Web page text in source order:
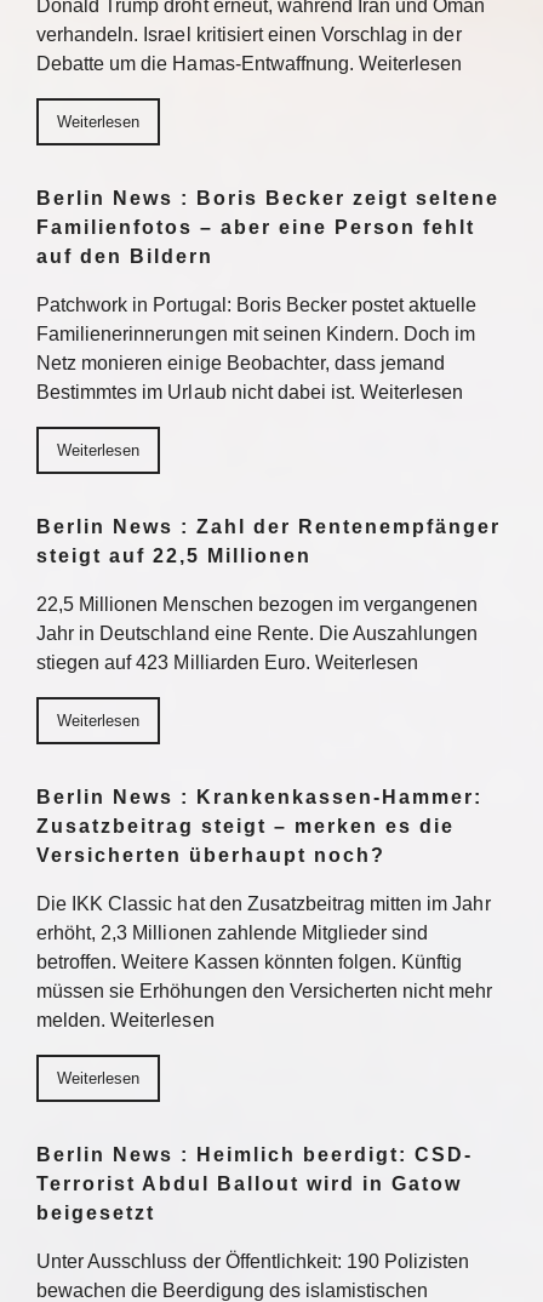
Donald Trump droht erneut, während Iran und Oman
verhandeln. Israel kritisiert einen Vorschlag in der
Debatte um die Hamas-Entwaffnung. Weiterlesen
Weiterlesen
Berlin News : Boris Becker zeigt seltene
Familienfotos – aber eine Person fehlt
auf den Bildern
Patchwork in Portugal: Boris Becker postet aktuelle
Familienerinnerungen mit seinen Kindern. Doch im
Netz monieren einige Beobachter, dass jemand
Bestimmtes im Urlaub nicht dabei ist. Weiterlesen
Weiterlesen
Berlin News : Zahl der Rentenempfänger
steigt auf 22,5 Millionen
22,5 Millionen Menschen bezogen im vergangenen
Jahr in Deutschland eine Rente. Die Auszahlungen
stiegen auf 423 Milliarden Euro. Weiterlesen
Weiterlesen
Berlin News : Krankenkassen-Hammer:
Zusatzbeitrag steigt – merken es die
Versicherten überhaupt noch?
Die IKK Classic hat den Zusatzbeitrag mitten im Jahr
erhöht, 2,3 Millionen zahlende Mitglieder sind
betroffen. Weitere Kassen könnten folgen. Künftig
müssen sie Erhöhungen den Versicherten nicht mehr
melden. Weiterlesen
Weiterlesen
Berlin News : Heimlich beerdigt: CSD-
Terrorist Abdul Ballout wird in Gatow
beigesetzt
Unter Ausschluss der Öffentlichkeit: 190 Polizisten
bewachen die Beerdigung des islamistischen